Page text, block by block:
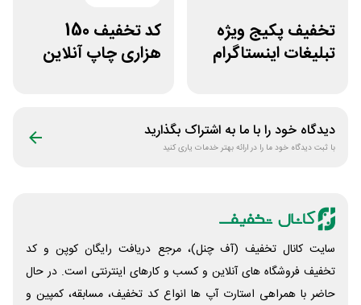
تخفیف پکیج ویژه
تبلیغات اینستاگرام
کد تخفیف 150
هزاری چاپ آنلاین
دیدگاه خود را با ما به اشتراک بگذارید
با ثبت دیدگاه خود ما را در ارائه بهتر خدمات یاری کنید
سایت کانال تخفیف (آف چنل)، مرجع دریافت رایگان کوپن و کد
تخفیف فروشگاه های آنلاین و کسب و‌ کارهای اینترنتی است. در حال
حاضر با همراهی استارت آپ ها انواع کد تخفیف، مسابقه، کمپین و